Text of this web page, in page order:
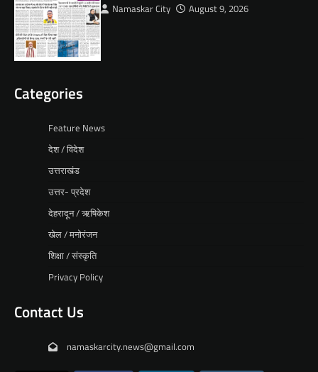
Namaskar City August 9, 2026
Categories
Feature News
देश / विदेश
उत्तराखंड
उत्तर- प्रदेश
देहरादून / ऋषिकेश
खेल / मनोरंजन
शिक्षा / संस्कृति
Privacy Policy
Contact Us
namaskarcity.news@gmail.com